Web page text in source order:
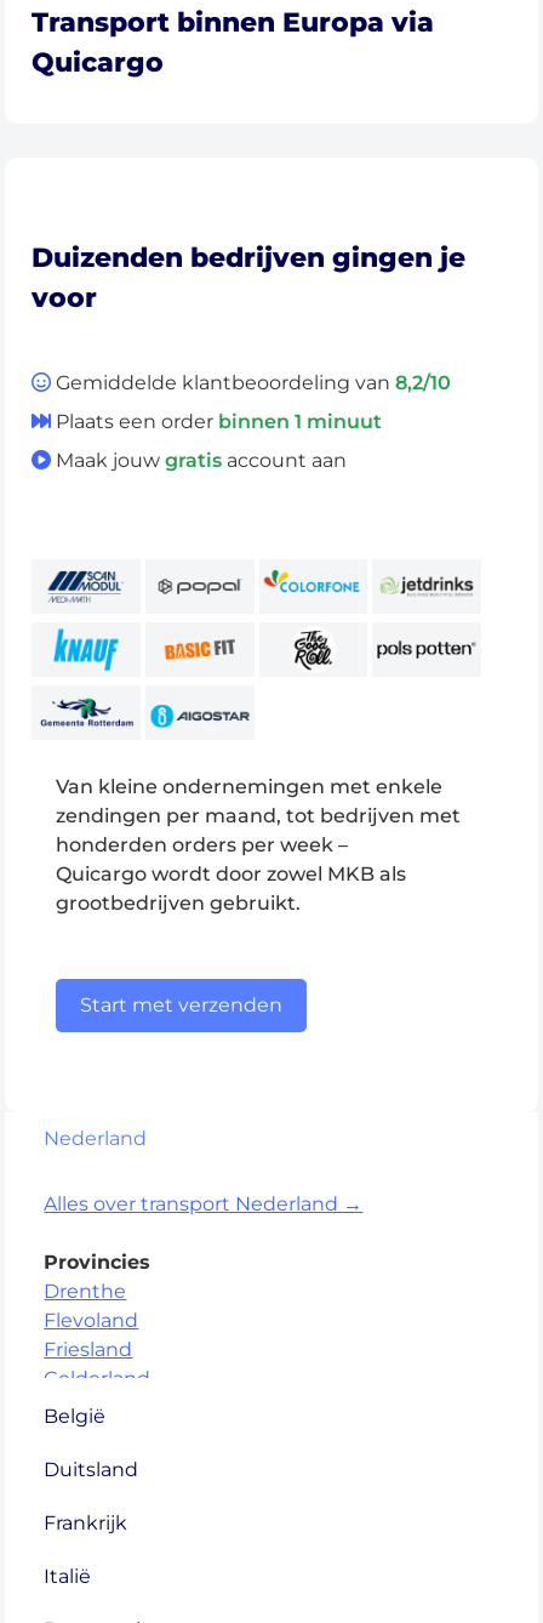
Transport binnen Europa via
Quicargo
Duizenden bedrijven gingen je
voor
Gemiddelde klantbeoordeling van8,2/10
Plaats een order binnen 1 minuut
Maak jouwgratis account aan
Van kleine ondernemingen met enkele
zendingen per maand, tot bedrijven met
honderden orders per week –
Quicargo wordt door zowel MKB als
grootbedrijven gebruikt.
Start met verzenden
Nederland
Alles over transport Nederland →
Provincies
Drenthe
Flevoland
Friesland
Gelderland
Groningen
Noord-Brabant
Overijssel
Zeeland
België
Duitsland
Frankrijk
Italië